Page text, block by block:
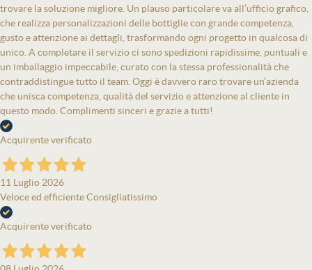
trovare la soluzione migliore. Un plauso particolare va all’ufficio grafico,
che realizza personalizzazioni delle bottiglie con grande competenza,
gusto e attenzione ai dettagli, trasformando ogni progetto in qualcosa di
unico. A completare il servizio ci sono spedizioni rapidissime, puntuali e
un imballaggio impeccabile, curato con la stessa professionalità che
contraddistingue tutto il team. Oggi è davvero raro trovare un’azienda
che unisca competenza, qualità del servizio e attenzione al cliente in
questo modo. Complimenti sinceri e grazie a tutti!
Acquirente verificato
11 Luglio 2026
Veloce ed efficiente Consigliatissimo
Acquirente verificato